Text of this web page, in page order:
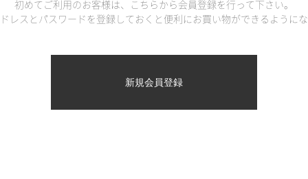
初めてご利用のお客様は、こちらから会員登録を行って下さい。
レスとパスワードを登録しておくと便利にお買い物ができるように